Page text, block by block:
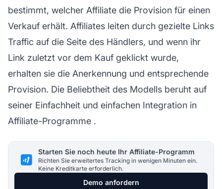
bestimmt, welcher Affiliate die Provision für einen
Verkauf erhält. Affiliates leiten durch gezielte Links
Traffic auf die Seite des Händlers, und wenn ihr
Link zuletzt vor dem Kauf geklickt wurde,
erhalten sie die Anerkennung und entsprechende
Provision. Die Beliebtheit des Modells beruht auf
seiner Einfachheit und einfachen Integration in
Affiliate-Programme .
Starten Sie noch heute Ihr Affiliate-Programm
Richten Sie erweitertes Tracking in wenigen Minuten ein.
Keine Kreditkarte erforderlich.
Demo anfordern